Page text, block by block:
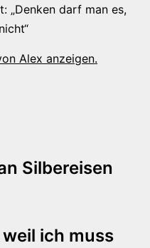
„Denken darf man es,
Alex anzeigen.
Silbereisen
ich muss